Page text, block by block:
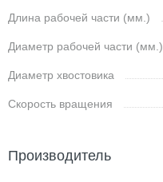
Длина рабочей части (мм.)
Диаметр рабочей части (мм.)
Диаметр хвостовика
Скорость вращения
Производитель